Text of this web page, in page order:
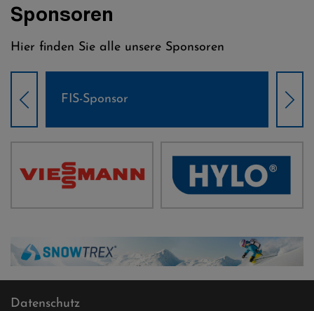
Sponsoren
Hier finden Sie alle unsere Sponsoren
Weltcup-Sponsoren Damen